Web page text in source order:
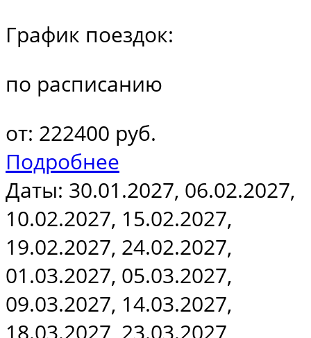
График поездок:
по расписанию
от: 222400 руб.
Подробнее
Даты: 30.01.2027, 06.02.2027,
10.02.2027, 15.02.2027,
19.02.2027, 24.02.2027,
01.03.2027, 05.03.2027,
09.03.2027, 14.03.2027,
18.03.2027, 23.03.2027